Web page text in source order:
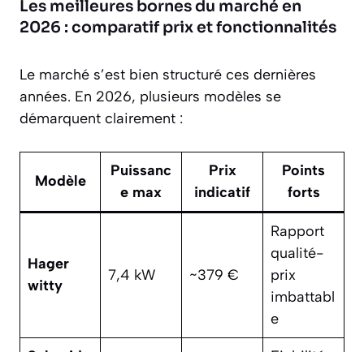
Les meilleures bornes du marché en
2026 : comparatif prix et fonctionnalités
Le marché s’est bien structuré ces dernières
années. En 2026, plusieurs modèles se
démarquent clairement :
Modèle
Puissanc
e max
Prix
indicatif
Points
forts
Hager
witty
7,4 kW ~379 €
Rapport
qualité-
prix
imbattabl
e